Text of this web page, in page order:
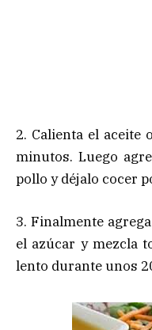
2. Calienta el
minutos. Luego
pollo y déjalo cocer
3. Finalmente
el azúcar y mezcla
lento durante unos